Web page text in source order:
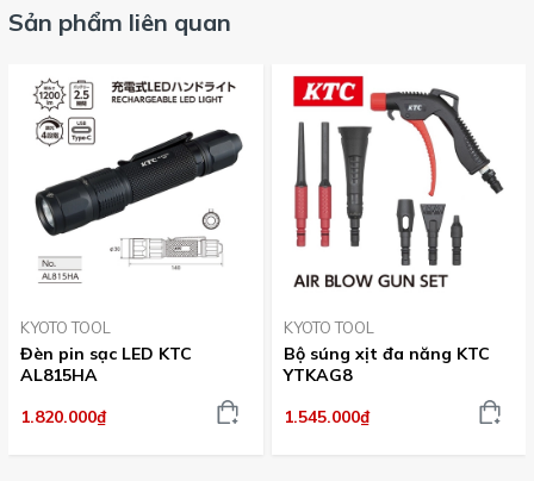
Sản phẩm liên quan
KYOTO TOOL
Đèn pin sạc LED KTC
AL815HA
1.820.000₫
KYOTO TOOL
Bộ súng xịt đa năng KTC
YTKAG8
1.545.000₫